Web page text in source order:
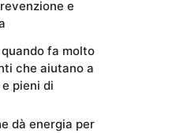
e
fa molto
che aiutano a
pieni di
dà energia per